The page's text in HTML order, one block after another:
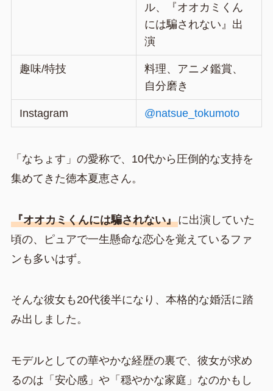
ル、『オオカミくん
には騙されない』出
演
趣味/特技
料理、アニメ鑑賞、
自分磨き
Instagram @natsue_tokumoto
「なちょす」の愛称で、10代から圧倒的な支持を
集めてきた徳本夏恵さん。
『オオカミくんには騙されない』に出演していた
頃の、ピュアで一生懸命な恋心を覚えているファ
ンも多いはず。
そんな彼女も20代後半になり、本格的な婚活に踏
み出しました。
モデルとしての華やかな経歴の裏で、彼女が求め
るのは「安心感」や「穏やかな家庭」なのかもし